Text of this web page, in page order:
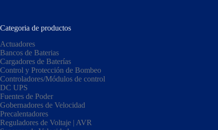
Categoria de productos
Actuadores
Bancos de Baterias
Cargadores de Baterías
Control y Protección de Bombeo
Controladores/Módulos de control
DC UPS
Fuentes de Poder
Gobernadores de Velocidad
Precalentadores
Reguladores de Voltaje | AVR